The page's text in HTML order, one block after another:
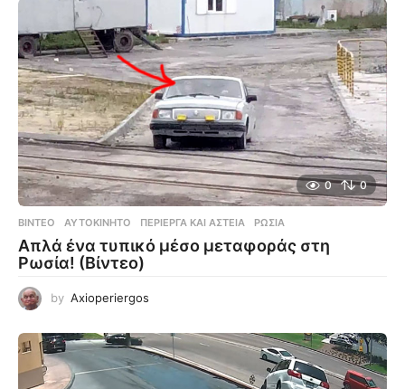
0 0
ΒΊΝΤΕΟ ΑΥΤΟΚΊΝΗΤΟ ,ΠΕΡΊΕΡΓΑ ΚΑΙ ΑΣΤΕΊΑ ,ΡΩΣΊΑ
Απλά ένα τυπικό μέσο μεταφοράς στη
Ρωσία! (Βίντεο)
by Axioperiergos